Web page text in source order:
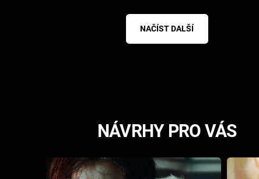
NAČÍST DALŠÍ
NÁVRHY PRO VÁS